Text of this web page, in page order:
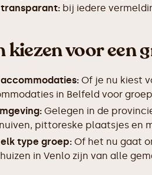
transparant: bij iedere
kiezen voor een
Of je nu kiest
in Belfeld voor
Gelegen in de
pittoreske plaatsjes en
type groep: Of het nu gaat
in Venlo zijn van alle